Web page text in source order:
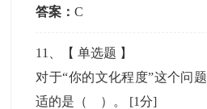
答案：C
11 、【单选题 】
对于“你的文化程度”这个问
适的是（ ）。 [1分]